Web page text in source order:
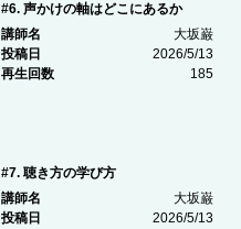
#6. 声かけの軸はどこにあるか
講師名
大坂巌
投稿日
2026/5/13
再生回数
185
#7. 聴き方の学び方
講師名
大坂巌
投稿日
2026/5/13